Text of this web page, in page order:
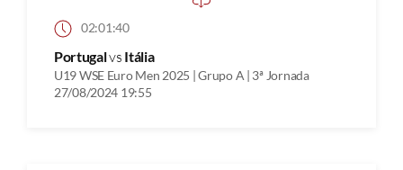
02:01:40
Portugalvs Itália
U19 WSE Euro Men 2025 | Grupo A | 3ª Jornada
27/08/2024 19:55